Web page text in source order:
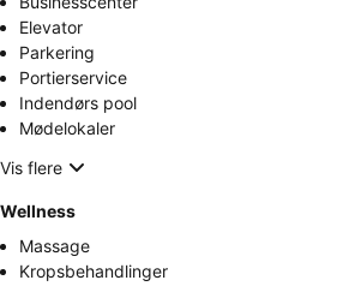
Elevator
Parkering
Portierservice
Indendørs pool
Mødelokaler
Vis flere
Wellness
Massage
Kropsbehandlinger